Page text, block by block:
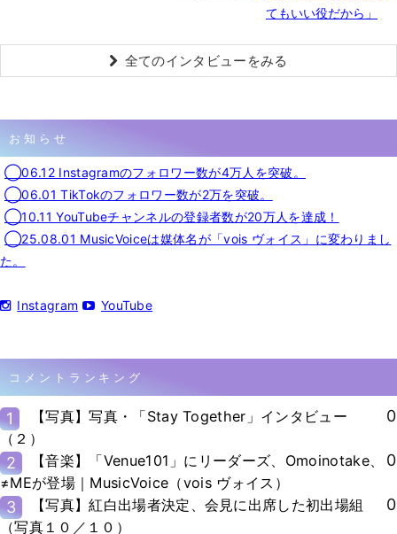
てもいい役だから」
全てのインタビューをみる
お知らせ
◯06.12 Instagramのフォロワー数が4万人を突破。
◯06.01 TikTokのフォロワー数が2万を突破。
◯10.11 YouTubeチャンネルの登録者数が20万人を達成！
◯25.08.01 MusicVoiceは媒体名が「vois ヴォイス」に変わりまし
た。
Instagram YouTube
コメントランキング
1
【写真】写真・「Stay Together」インタビュー
（２）
0
2
【音楽】「Venue101」にリーダーズ、Omoinotake、
≠MEが登場｜MusicVoice（vois ヴォイス）
0
3
【写真】紅白出場者決定、会見に出席した初出場組
（写真１０／１０）
0